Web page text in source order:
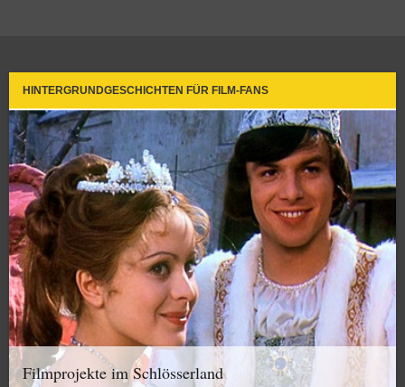
HINTERGRUNDGESCHICHTEN FÜR FILM-FANS
Filmprojekte im Schlösserland